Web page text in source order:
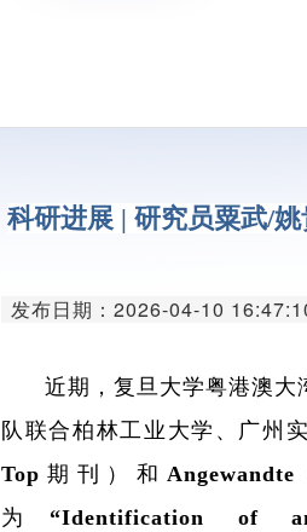
科研进展 | 研究员粟武/
发布日期：2026-04-10
近期，复旦大学粤港澳大
队联合柏林工业大学、广州
Top期刊）和
为“Identification of